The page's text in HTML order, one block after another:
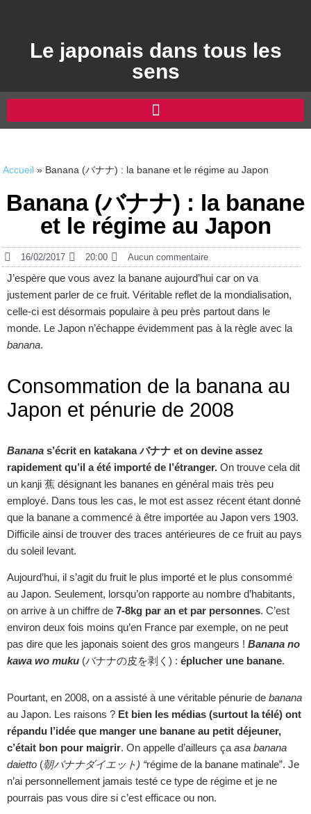
Le japonais dans tous les
sens
Accueil » Banana (バナナ) : la banane et le régime au Japon
Banana (バナナ) : la banane
et le régime au Japon
16/02/2017 20:00 Aucun commentaire
J’espère que vous avez la banane aujourd’hui car on va
justement parler de ce fruit. Véritable reflet de la mondialisation,
celle-ci est désormais populaire à peu près partout dans le
monde. Le Japon n’échappe évidemment pas à la règle avec la
banana.
Consommation de la banana au
Japon et pénurie de 2008
Banana s’écrit en katakana バナナ et on devine assez
rapidement qu’il a été importé de l’étranger. On trouve cela dit
un kanji 蕉 désignant les bananes en général mais très peu
employé. Dans tous les cas, le mot est assez récent étant donné
que la banane a commencé à être importée au Japon vers 1903.
Difficile ainsi de trouver des traces antérieures de ce fruit au pays
du soleil levant.
Aujourd’hui, il s’agit du fruit le plus importé et le plus consommé
au Japon. Seulement, lorsqu’on rapporte au nombre d’habitants,
on arrive à un chiffre de 7-8kg par an et par personnes. C’est
environ deux fois moins qu’en France par exemple, on ne peut
pas dire que les japonais soient des gros mangeurs ! Banana no
kawa wo muku (バナナの皮を剥く) : éplucher une banane.
Pourtant, en 2008, on a assisté à une véritable pénurie de banana
au Japon. Les raisons ? Et bien les médias (surtout la télé) ont
répandu l’idée que manger une banane au petit déjeuner,
c’était bon pour maigrir. On appelle d’ailleurs ça asa banana
daietto (朝バナナダイエット) “régime de la banane matinale”. Je
n’ai personnellement jamais testé ce type de régime et je ne
pourrais pas vous dire si c’est efficace ou non.